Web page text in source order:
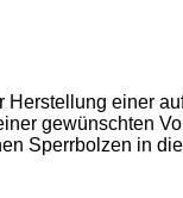
Herstellung einer
gewünschten
Sperrbolzen in